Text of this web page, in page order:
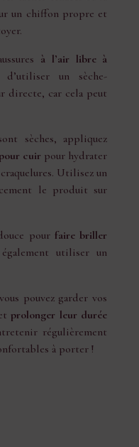
un chiffon propre et
à l’air libre à
un sèche-
directe, car cela peut
sèches, appliquez
cuir pour hydrater
Utilisez un
le produit sur
pour faire briller
utiliser un
pouvez garder vos
prolonger leur durée
régulièrement
à porter !